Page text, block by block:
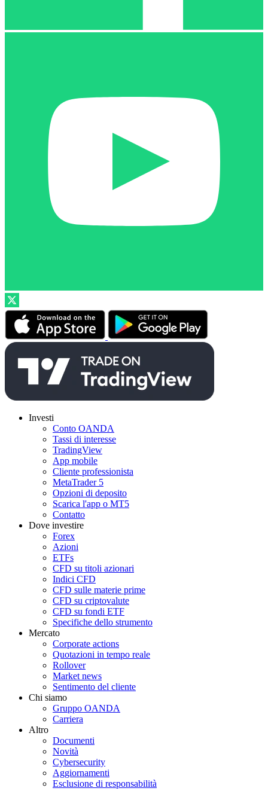
Investi
Conto OANDA
Tassi di interesse
TradingView
App mobile
Cliente professionista
MetaTrader 5
Opzioni di deposito
Scarica l'app o MT5
Contatto
Dove investire
Forex
Azioni
ETFs
CFD su titoli azionari
Indici CFD
CFD sulle materie prime
CFD su criptovalute
CFD su fondi ETF
Specifiche dello strumento
Mercato
Corporate actions
Quotazioni in tempo reale
Rollover
Market news
Sentimento del cliente
Chi siamo
Gruppo OANDA
Carriera
Altro
Documenti
Novità
Cybersecurity
Aggiornamenti
Esclusione di responsabilità